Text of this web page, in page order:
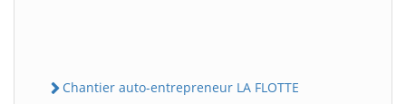
Chantier auto-entrepreneur LA FLOTTE